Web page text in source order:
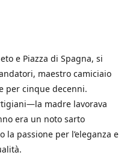
e Piazza di Spagna, si
maestro camiciaio
per cinque decenni.
madre lavorava
era un noto sarto
passione per l’eleganza e